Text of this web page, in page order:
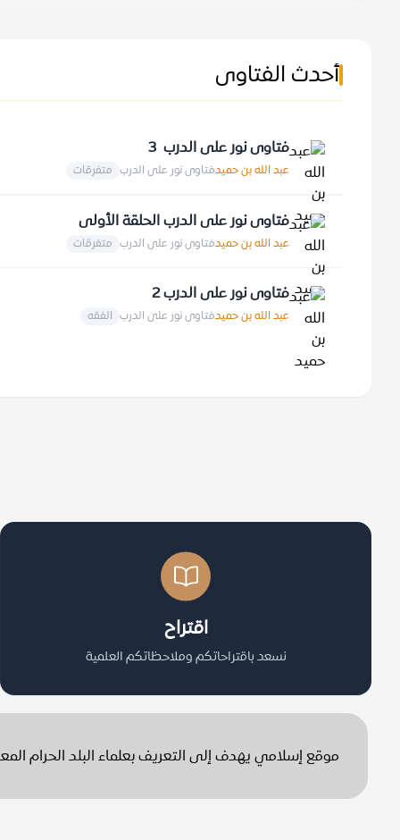
أحدث الفتاوى
فتاوى نور على الدرب 3
عبد الله بن حميدفتاوى نور على الدرب متفرقات
فتاوى نور على الدرب الحلقة الأولى
عبد الله بن حميدفتاوى نور على الدرب متفرقات
فتاوى نور على الدرب 2
عبد الله بن حميدفتاوى نور على الدرب الفقه
اقتراح
نسعد باقتراحاتكم وملاحظاتكم العلمية
موقع إسلامي يهدف إلى التعريف بعلماء البلد الحرام